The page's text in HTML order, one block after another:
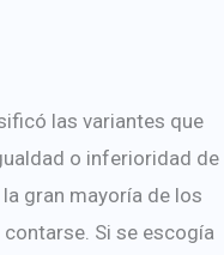
las variantes que
o inferioridad de
gran mayoría de los
Si se escogía